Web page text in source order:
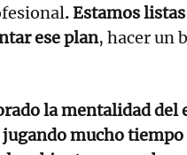
. Estamos
ese plan, hacer un
la mentalidad del
mucho